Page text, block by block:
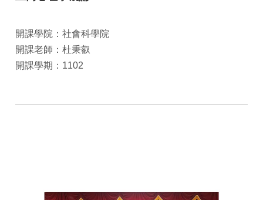
開課學院：社會科學院
開課老師：杜秉叡
開課學期：1102